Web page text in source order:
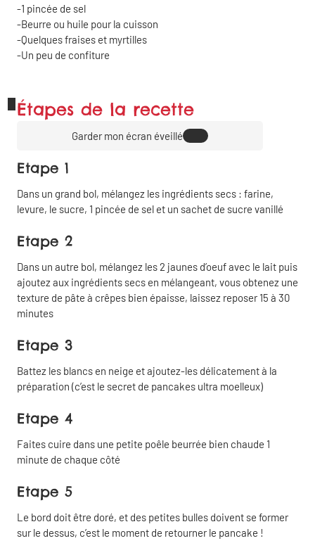
Partager Fermer
le lien
par email
sur
Facebook
1 pincée de sel
Beurre ou huile pour la cuisson
Quelques fraises et myrtilles
Un peu de confiture
Étapes de la recette
Garder mon écran éveillé
Etape 1
Dans un grand bol, mélangez les ingrédients secs : farine,
levure, le sucre, 1 pincée de sel et un sachet de sucre vanillé
Etape 2
Dans un autre bol, mélangez les 2 jaunes d’oeuf avec le lait puis
ajoutez aux ingrédients secs en mélangeant, vous obtenez une
texture de pâte à crêpes bien épaisse, laissez reposer 15 à 30
minutes
Etape 3
Battez les blancs en neige et ajoutez-les délicatement à la
préparation (c’est le secret de pancakes ultra moelleux)
Etape 4
Faites cuire dans une petite poêle beurrée bien chaude 1
minute de chaque côté
Etape 5
Le bord doit être doré, et des petites bulles doivent se former
sur le dessus, c’est le moment de retourner le pancake !